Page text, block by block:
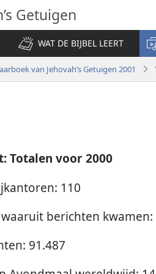
Getuigen
WAT DE BIJBEL LEERT
van Jehovah’s Getuigen 2001
Totalen voor 2000
110
berichten kwamen:
91.487